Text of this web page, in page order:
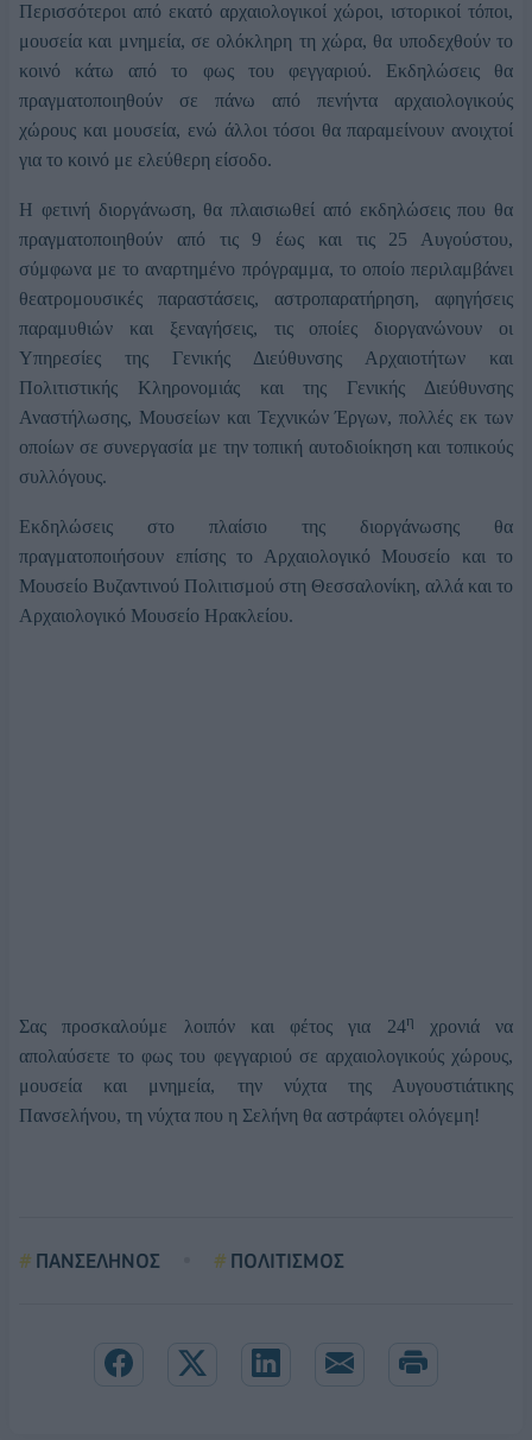
Περισσότεροι από εκατό αρχαιολογικοί χώροι, ιστορικοί τόποι,
μουσεία και μνημεία, σε ολόκληρη τη χώρα, θα υποδεχθούν το
κοινό κάτω από το φως του φεγγαριού. Εκδηλώσεις θα
πραγματοποιηθούν σε πάνω από πενήντα αρχαιολογικούς
χώρους και μουσεία, ενώ άλλοι τόσοι θα παραμείνουν ανοιχτοί
για το κοινό με ελεύθερη είσοδο.
Η φετινή διοργάνωση, θα πλαισιωθεί από εκδηλώσεις που θα
πραγματοποιηθούν από τις 9 έως και τις 25 Αυγούστου,
σύμφωνα με το αναρτημένο πρόγραμμα, το οποίο περιλαμβάνει
θεατρομουσικές παραστάσεις, αστροπαρατήρηση, αφηγήσεις
παραμυθιών και ξεναγήσεις, τις οποίες διοργανώνουν οι
Υπηρεσίες της Γενικής Διεύθυνσης Αρχαιοτήτων και
Πολιτιστικής Κληρονομιάς και της Γενικής Διεύθυνσης
Αναστήλωσης, Μουσείων και Τεχνικών Έργων, πολλές εκ των
οποίων σε συνεργασία με την τοπική αυτοδιοίκηση και τοπικούς
συλλόγους.
Εκδηλώσεις στο πλαίσιο της διοργάνωσης θα
πραγματοποιήσουν επίσης το Αρχαιολογικό Μουσείο και το
Μουσείο Βυζαντινού Πολιτισμού στη Θεσσαλονίκη, αλλά και το
Αρχαιολογικό Μουσείο Ηρακλείου.
Σας προσκαλούμε λοιπόν και φέτος για 24η χρονιά να
απολαύσετε το φως του φεγγαριού σε αρχαιολογικούς χώρους,
μουσεία και μνημεία, την νύχτα της Αυγουστιάτικης
Πανσελήνου, τη νύχτα που η Σελήνη θα αστράφτει ολόγεμη!
ΠΑΝΣΕΛΗΝΟΣ ΠΟΛΙΤΙΣΜΟΣ